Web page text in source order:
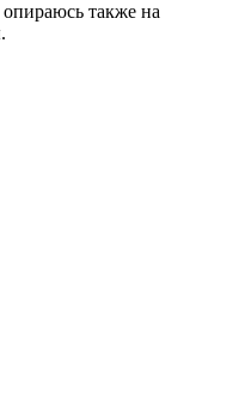
опираюсь также на